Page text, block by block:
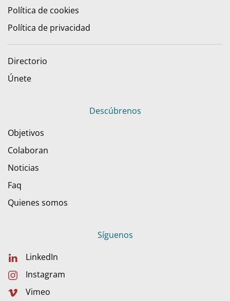
Política de cookies
Política de privacidad
Directorio
Únete
Descúbrenos
Objetivos
Colaboran
Noticias
Faq
Quienes somos
Síguenos
LinkedIn
Instagram
Vimeo